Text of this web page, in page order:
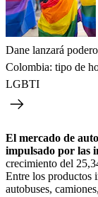
Dane lanzará
Colombia: tipo de
LGBTI
El mercado de
impulsado por las
crecimiento del
Entre los productos
autobuses,